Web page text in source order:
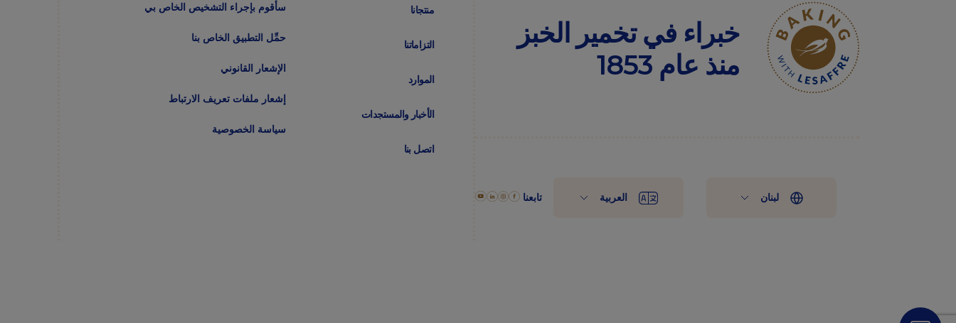
خبراء في تخمير
الخبز
منذ عام
لبنان العربية تابعنا
منتجانا
التزاماتنا
الموارد
الأخبار والمستجدات
اتصل بنا
سأقوم بإجراء التشخيص الخاص بي
حمِّل التطبيق الخاص بنا
الإشعار القانوني
إشعار ملفات تعريف الارتباط
سياسة الخصوصية